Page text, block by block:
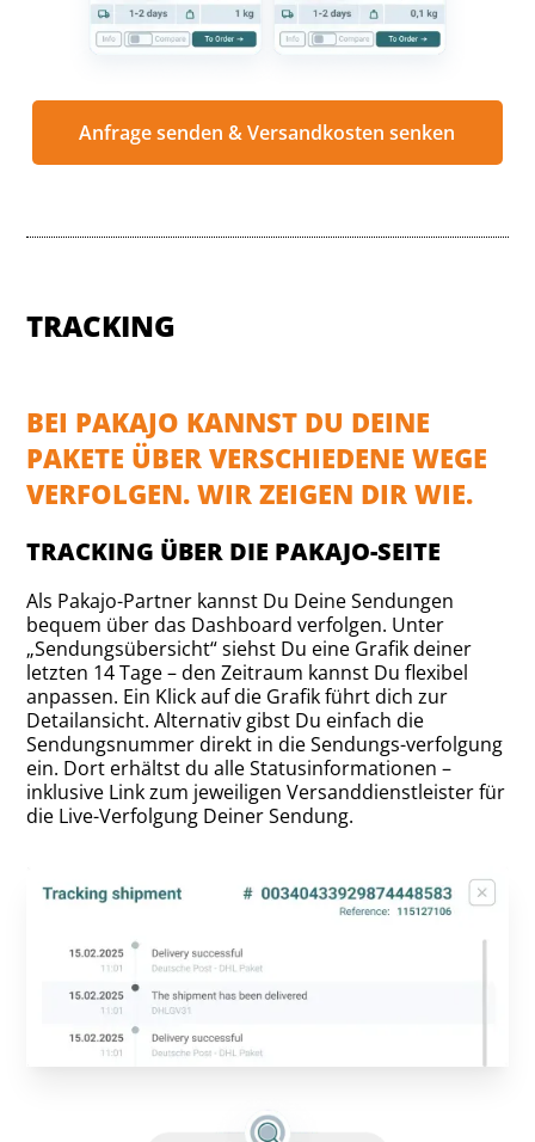
Anfrage senden & Versandkosten senken
TRACKING
BEI PAKAJO KANNST DU DEINE
PAKETE ÜBER VERSCHIEDENE WEGE
VERFOLGEN. WIR ZEIGEN DIR WIE.
TRACKING ÜBER DIE PAKAJO-SEITE
Als Pakajo-Partner kannst Du Deine Sendungen
bequem über das Dashboard verfolgen. Unter
„Sendungsübersicht“ siehst Du eine Grafik deiner
letzten 14 Tage – den Zeitraum kannst Du flexibel
anpassen. Ein Klick auf die Grafik führt dich zur
Detailansicht. Alternativ gibst Du einfach die
Sendungsnummer direkt in die Sendungs-verfolgung
ein. Dort erhältst du alle Statusinformationen –
inklusive Link zum jeweiligen Versanddienstleister für
die Live-Verfolgung Deiner Sendung.